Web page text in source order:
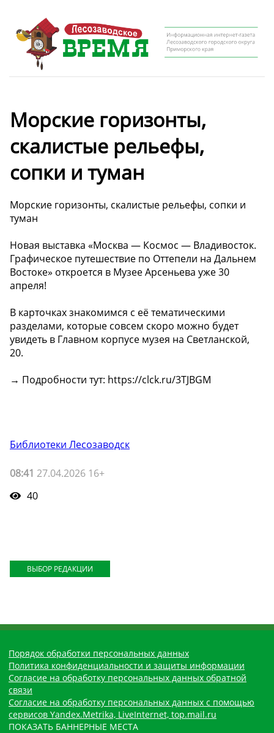
Морские горизонты,
скалистые рельефы,
сопки и туман
Морские горизонты, скалистые рельефы, сопки и
туман
Новая выставка «Москва — Космос — Владивосток.
Графическое путешествие по Оттепели на Дальнем
Востоке» откроется в Музее Арсеньева уже 30
апреля!
В карточках знакомимся с её тематическими
разделами, которые совсем скоро можно будет
увидеть в Главном корпусе музея на Светланской,
20.
→ Подробности тут: https://clck.ru/3TJBGM
Библиотеки Лесозаводск
08:41 27.04.2026 16+
40
ВЫБОР РЕДАКЦИИ
Порядок обработки персональных данных
Политика конфиденциальности и защиты информации
Согласие на обработку персональных данных обратной
связи
Согласие на обработку персональных данных с помощью
сервисов Yandex.Metrika, LiveInternet, top.mail.ru
ПОКАЗАТЬ БАННЕРНЫЕ МЕСТА